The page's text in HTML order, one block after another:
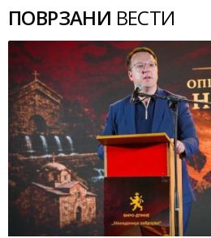
ПОВРЗАНИ ВЕСТИ